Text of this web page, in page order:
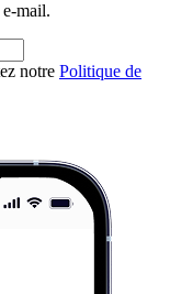
mail.
notre Politique de